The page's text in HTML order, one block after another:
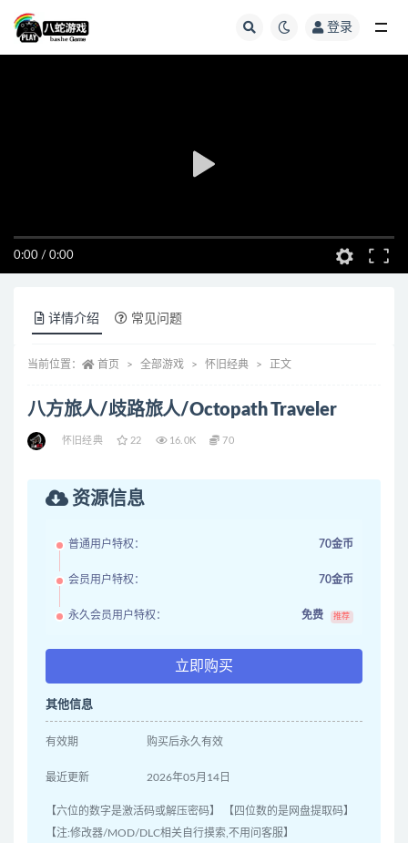
登录
0:00 / 0:00
详情介绍 常见问题
当前位置： 首页 全部游戏 怀旧经典 正文
八方旅人/歧路旅人/Octopath Traveler
怀旧经典 22 16.0K 70
资源信息
普通用户特权： 70金币
会员用户特权： 70金币
永久会员用户特权： 免费 推荐
立即购买
其他信息
有效期 购买后永久有效
最近更新 2026年05月14日
【六位的数字是激活码或解压密码】 【四位数的是网盘提取码】
【注:修改器/MOD/DLC相关自行摸索,不用问客服】